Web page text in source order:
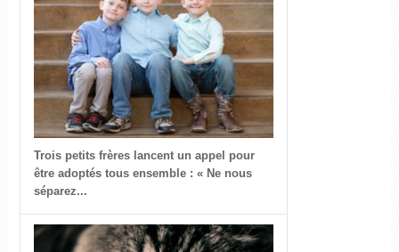
Trois petits frères lancent un appel pour
être adoptés tous ensemble : « Ne nous
séparez...